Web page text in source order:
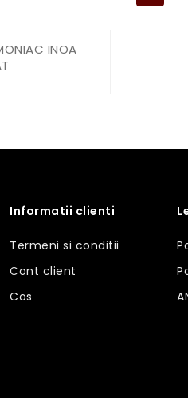
INOA
Informatii clienti
Termeni si conditii
Cont client
Cos